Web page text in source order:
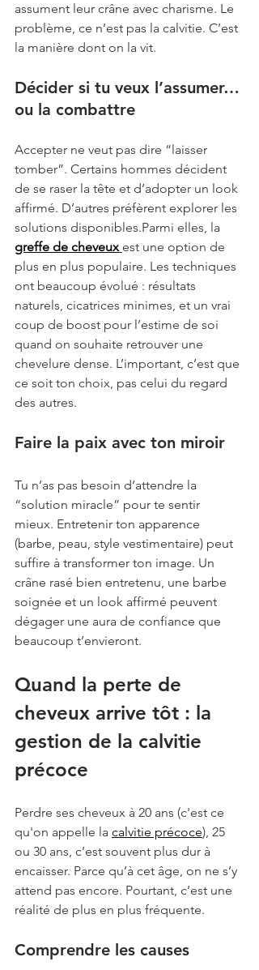
assument leur crâne avec charisme. Le
problème, ce n’est pas la calvitie. C’est
la manière dont on la vit.
Décider si tu veux l’assumer…
ou la combattre
Accepter ne veut pas dire “laisser
tomber”. Certains hommes décident
de se raser la tête et d’adopter un look
affirmé. D’autres préfèrent explorer les
solutions disponibles.Parmi elles, la
greffe de cheveux est une option de
plus en plus populaire. Les techniques
ont beaucoup évolué : résultats
naturels, cicatrices minimes, et un vrai
coup de boost pour l’estime de soi
quand on souhaite retrouver une
chevelure dense. L’important, c’est que
ce soit ton choix, pas celui du regard
des autres.
Faire la paix avec ton miroir
Tu n’as pas besoin d’attendre la
“solution miracle” pour te sentir
mieux. Entretenir ton apparence
(barbe, peau, style vestimentaire) peut
suffire à transformer ton image. Un
crâne rasé bien entretenu, une barbe
soignée et un look affirmé peuvent
dégager une aura de confiance que
beaucoup t’envieront.
Quand la perte de
cheveux arrive tôt : la
gestion de la calvitie
précoce
Perdre ses cheveux à 20 ans (c'est ce
qu'on appelle la calvitie précoce), 25
ou 30 ans, c’est souvent plus dur à
encaisser. Parce qu’à cet âge, on ne s’y
attend pas encore. Pourtant, c’est une
réalité de plus en plus fréquente.
Comprendre les causes